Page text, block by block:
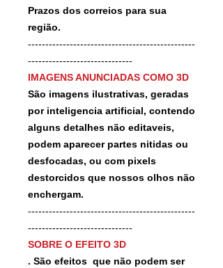
Prazos dos correios para sua
região.
------------------------------------------------
------------------------------
IMAGENS ANUNCIADAS COMO 3D
São imagens ilustrativas, geradas
por inteligencia artificial, contendo
alguns detalhes não editaveis,
podem aparecer partes nitidas ou
desfocadas, ou com pixels
destorcidos que nossos olhos não
enchergam.
------------------------------------------------
------------------------------
SOBRE O EFEITO 3D
. São efeitos que não podem ser